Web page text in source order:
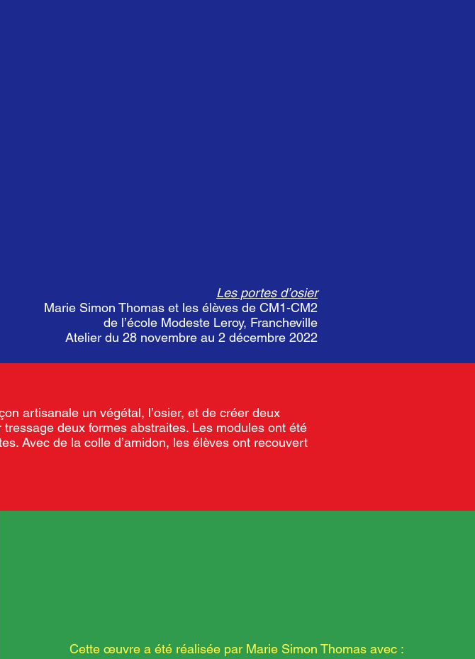
Les portes d’osier
Marie Simon Thomas et les élèves de CM1-CM2
de l’école Modeste Leroy, Francheville
Atelier du 28 novembre au 2 décembre 2022
artisanale un végétal, l’osier, et de créer deux
deux formes abstraites. Les modules ont été
Avec de la colle d’amidon, les élèves ont recouvert
Cette œuvre a été réalisée par Marie Simon Thomas avec :